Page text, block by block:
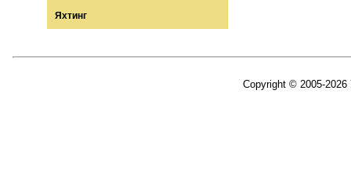
Яхтинг
Copyright © 2005-2026